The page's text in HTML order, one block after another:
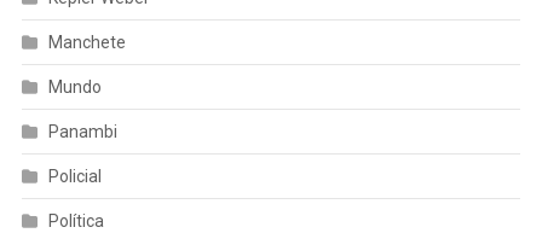
Manchete
Mundo
Panambi
Policial
Política